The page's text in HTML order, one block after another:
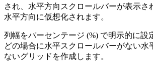
され、水平方向スクロールバーが表示さ
水平方向に仮想化されます。
列幅をパーセンテージ (%) で明示的に設
どの場合に水平スクロールバーがない水
ないグリッドを作成します。